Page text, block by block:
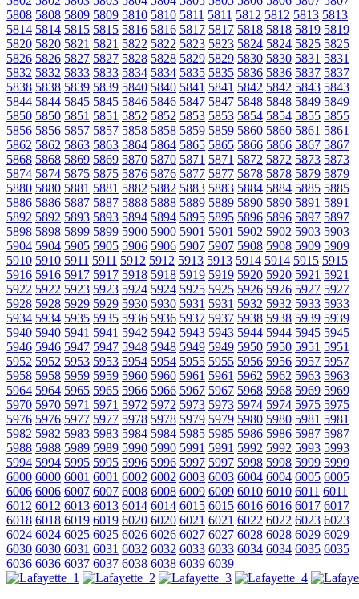
5808 5808 5809 5809 5810 5810 5811 5811 5812 5812 5813 5813
5814 5814 5815 5815 5816 5816 5817 5817 5818 5818 5819 5819
5820 5820 5821 5821 5822 5822 5823 5823 5824 5824 5825 5825
5826 5826 5827 5827 5828 5828 5829 5829 5830 5830 5831 5831
5832 5832 5833 5833 5834 5834 5835 5835 5836 5836 5837 5837
5838 5838 5839 5839 5840 5840 5841 5841 5842 5842 5843 5843
5844 5844 5845 5845 5846 5846 5847 5847 5848 5848 5849 5849
5850 5850 5851 5851 5852 5852 5853 5853 5854 5854 5855 5855
5856 5856 5857 5857 5858 5858 5859 5859 5860 5860 5861 5861
5862 5862 5863 5863 5864 5864 5865 5865 5866 5866 5867 5867
5868 5868 5869 5869 5870 5870 5871 5871 5872 5872 5873 5873
5874 5874 5875 5875 5876 5876 5877 5877 5878 5878 5879 5879
5880 5880 5881 5881 5882 5882 5883 5883 5884 5884 5885 5885
5886 5886 5887 5887 5888 5888 5889 5889 5890 5890 5891 5891
5892 5892 5893 5893 5894 5894 5895 5895 5896 5896 5897 5897
5898 5898 5899 5899 5900 5900 5901 5901 5902 5902 5903 5903
5904 5904 5905 5905 5906 5906 5907 5907 5908 5908 5909 5909
5910 5910 5911 5911 5912 5912 5913 5913 5914 5914 5915 5915
5916 5916 5917 5917 5918 5918 5919 5919 5920 5920 5921 5921
5922 5922 5923 5923 5924 5924 5925 5925 5926 5926 5927 5927
5928 5928 5929 5929 5930 5930 5931 5931 5932 5932 5933 5933
5934 5934 5935 5935 5936 5936 5937 5937 5938 5938 5939 5939
5940 5940 5941 5941 5942 5942 5943 5943 5944 5944 5945 5945
5946 5946 5947 5947 5948 5948 5949 5949 5950 5950 5951 5951
5952 5952 5953 5953 5954 5954 5955 5955 5956 5956 5957 5957
5958 5958 5959 5959 5960 5960 5961 5961 5962 5962 5963 5963
5964 5964 5965 5965 5966 5966 5967 5967 5968 5968 5969 5969
5970 5970 5971 5971 5972 5972 5973 5973 5974 5974 5975 5975
5976 5976 5977 5977 5978 5978 5979 5979 5980 5980 5981 5981
5982 5982 5983 5983 5984 5984 5985 5985 5986 5986 5987 5987
5988 5988 5989 5989 5990 5990 5991 5991 5992 5992 5993 5993
5994 5994 5995 5995 5996 5996 5997 5997 5998 5998 5999 5999
6000 6000 6001 6001 6002 6002 6003 6003 6004 6004 6005 6005
6006 6006 6007 6007 6008 6008 6009 6009 6010 6010 6011 6011
6012 6012 6013 6013 6014 6014 6015 6015 6016 6016 6017 6017
6018 6018 6019 6019 6020 6020 6021 6021 6022 6022 6023 6023
6024 6024 6025 6025 6026 6026 6027 6027 6028 6028 6029 6029
6030 6030 6031 6031 6032 6032 6033 6033 6034 6034 6035 6035
6036 6036 6037 6037 6038 6038 6039 6039